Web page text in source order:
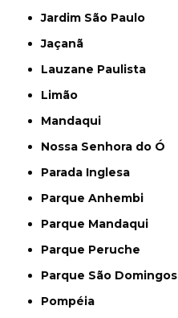
Jardim São Paulo
Jaçanã
Lauzane Paulista
Limão
Mandaqui
Nossa Senhora do Ó
Parada Inglesa
Parque Anhembi
Parque Mandaqui
Parque Peruche
Parque São Domingos
Pompéia